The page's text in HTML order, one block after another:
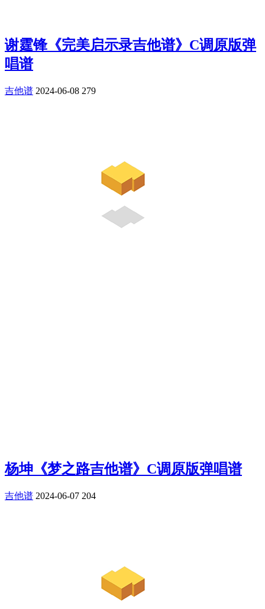
谢霆锋《完美启示录吉他谱》C调原版弹
唱谱
吉他谱 2024-06-08 279
杨坤《梦之路吉他谱》C调原版弹唱谱
吉他谱 2024-06-07 204